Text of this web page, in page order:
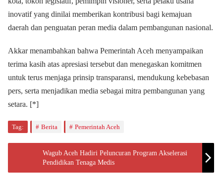
inovatif yang dinilai memberikan kontribusi bagi kemajuan
daerah dan penguatan peran media dalam pembangunan nasional.
Akkar menambahkan bahwa Pemerintah Aceh menyampaikan
terima kasih atas apresiasi tersebut dan menegaskan komitmen
untuk terus menjaga prinsip transparansi, mendukung kebebasan
pers, serta menjadikan media sebagai mitra pembangunan yang
setara. [*]
Tag: Berita Pemerintah Aceh
Wagub Aceh Hadiri Peluncuran Program Akselerasi
Pendidikan Tenaga Medis